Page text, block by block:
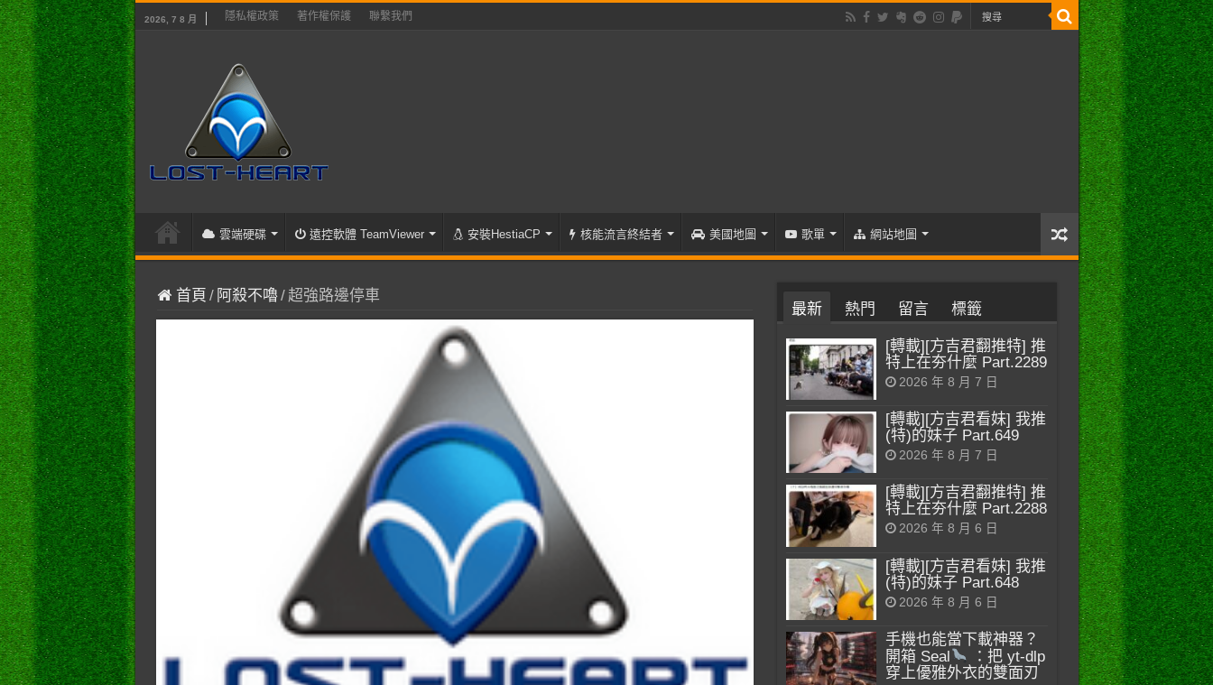
2026, 7 8 月 隱私權政策 著作權保護 聯繫我們
雲端硬碟 遠控軟體 TeamViewer 安裝HestiaCP 核能流言終結者 美國地圖 歌單 網站地圖
首頁 / 阿殺不嚕/ 超強路邊停車
最新 熱門 留言 標籤
[轉載][方吉君翻推特] 推
特上在夯什麼 Part.2289
2026 年 8 月 7 日
[轉載][方吉君看妹] 我推
(特)的妹子 Part.649
2026 年 8 月 7 日
[轉載][方吉君翻推特] 推
特上在夯什麼 Part.2288
2026 年 8 月 6 日
[轉載][方吉君看妹] 我推
(特)的妹子 Part.648
2026 年 8 月 6 日
手機也能當下載神器？
開箱 Seal
：把 yt-dlp
穿上優雅外衣的雙面刃